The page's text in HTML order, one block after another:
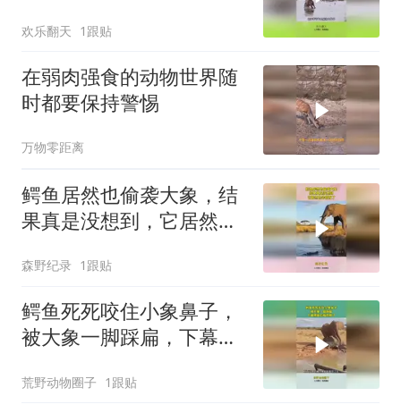
欢乐翻天 1跟贴
在弱肉强食的动物世界随
时都要保持警惕
万物零距离
鳄鱼居然也偷袭大象，结
果真是没想到，它居然也
森野纪录 1跟贴
鳄鱼死死咬住小象鼻子，
被大象一脚踩扁，下幕鳄
荒野动物圈子 1跟贴